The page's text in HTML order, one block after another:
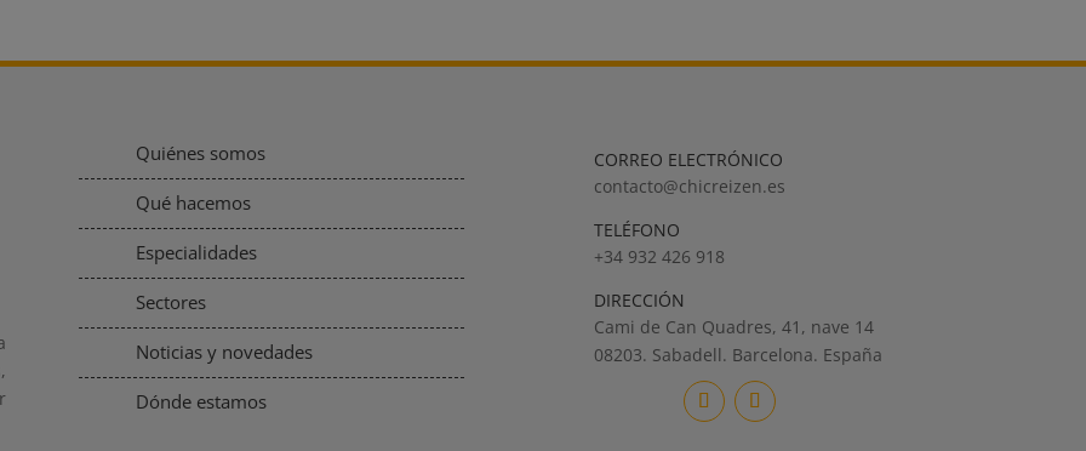
Quiénes somos
Qué hacemos
Especialidades
Sectores
Noticias y novedades
Dónde estamos
CORREO ELECTRÓNICO
contacto@chicreizen.es
TELÉFONO
+34 932 426 918
DIRECCIÓN
Cami de Can Quadres, 41, nave 14
08203. Sabadell. Barcelona. España